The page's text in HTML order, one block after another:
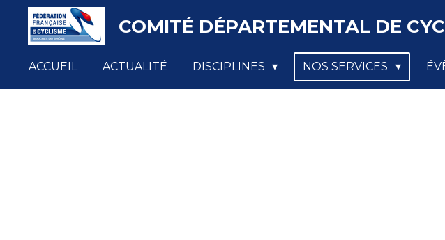
Passer
principal
COMITÉ DÉPARTEMENTAL DE
ACCUEIL ACTUALITÉ DISCIPLINES NOS SERVICES